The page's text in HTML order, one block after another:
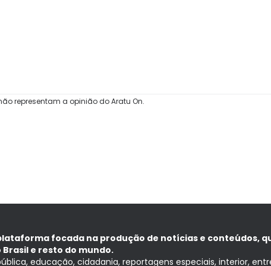
representam a opinião do Aratu On.
focada na produção de notícias e conteúdos,
e resto do mundo.
educação, cidadania, reportagens especiais, interior,